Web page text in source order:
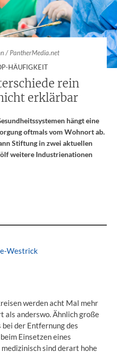
/ PantherMedia.net
HÄUFIGKEIT:
rein
erklärbar
hängt eine
oftmals vom Wohnort ab.
Stiftung in zwei aktuellen
weitere Industrienationen
Westrick
werden acht Mal mehr
als anderswo. Ähnlich große
der Entfernung des
Einsetzen eines
sind derart hohe